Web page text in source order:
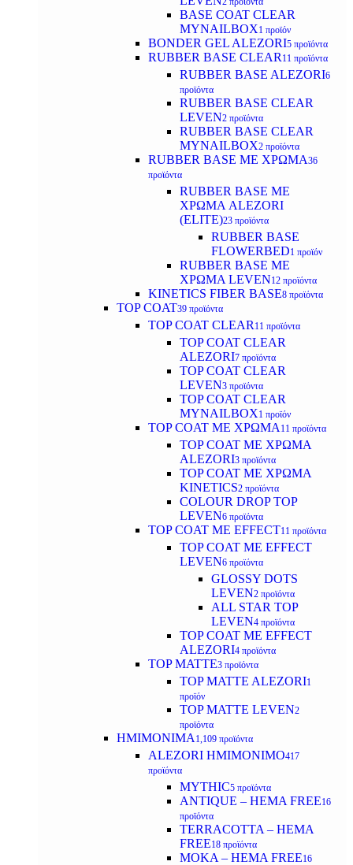
BASE COAT CLEAR
MYNAILBOX1 προϊόν
BONDER GEL ALEZORI5 προϊόντα
RUBBER BASE CLEAR 11 προϊόντα
RUBBER BASE ALEZORI6
προϊόντα
RUBBER BASE CLEAR
LEVEN2 προϊόντα
RUBBER BASE CLEAR
MYNAILBOX2 προϊόντα
RUBBER BASE ΜΕ ΧΡΩΜΑ36
προϊόντα
RUBBER BASE ΜΕ
ΧΡΩΜΑ ALEZORI
(ELITE)23 προϊόντα
RUBBER BASE
FLOWERBED1 προϊόν
RUBBER BASE ΜΕ
ΧΡΩΜΑ LEVEN12 προϊόντα
KINETICS FIBER BASE8 προϊόντα
TOP COAT39 προϊόντα
TOP COAT CLEAR 11 προϊόντα
TOP COAT CLEAR
ALEZORI7 προϊόντα
TOP COAT CLEAR
LEVEN3 προϊόντα
TOP COAT CLEAR
MYNAILBOX1 προϊόν
TOP COAT ΜΕ ΧΡΩΜΑ 11 προϊόντα
TOP COAT ΜΕ ΧΡΩΜΑ
ALEZORI3 προϊόντα
TOP COAT ΜΕ ΧΡΩΜΑ
KINETICS2 προϊόντα
COLOUR DROP TOP
LEVEN6 προϊόντα
TOP COAT ΜΕ EFFECT11 προϊόντα
TOP COAT ME EFFECT
LEVEN6 προϊόντα
GLOSSY DOTS
LEVEN2 προϊόντα
ALL STAR TOP
LEVEN4 προϊόντα
TOP COAT ME EFFECT
ALEZORI4 προϊόντα
TOP MATTE3 προϊόντα
TOP MATTE ALEZORI1
προϊόν
TOP MATTE LEVEN2
προϊόντα
ΗΜΙΜΟΝΙΜΑ 1,109 προϊόντα
ALEZORI ΗΜΙΜΟΝΙΜΟ417
προϊόντα
MYTHIC5 προϊόντα
ANTIQUE – HEMA FREE16
προϊόντα
TERRACOTTA – HEMA
FREE18 προϊόντα
MOKA – HEMA FREE16